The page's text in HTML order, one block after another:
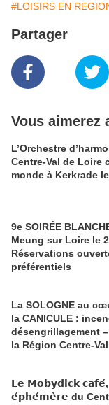
#LOISIRS EN
Partager
Vous aimerez
L’Orchestre
Centre-Val de Loire
monde à Kerkrade
9e SOIRÉE
Meung sur Loire le
Réservations
préférentiels
La SOLOGNE au
la CANICULE :
désengrillagement
la Région Centre-
𝗟𝗲 𝗠𝗼𝗯𝘆𝗱𝗶𝗰𝗸
𝗲́𝗽𝗵𝗲́𝗺𝗲̀𝗿𝗲 du